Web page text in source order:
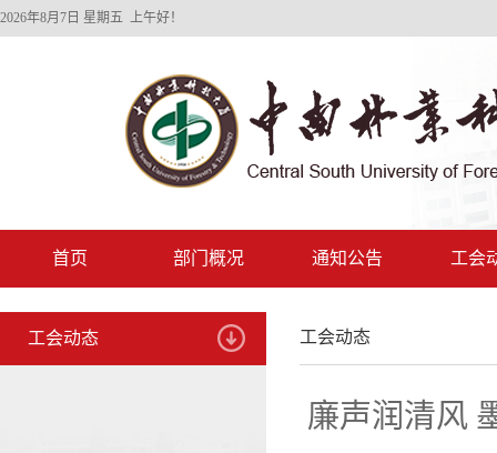
2026年8月7日 星期五 上午好！
首页 部门概况 通知公告 工会
工会动态 工会动态
廉声润清风